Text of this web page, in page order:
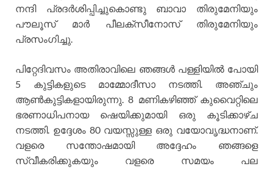
നന്ദി പ്രദര്‍ശിപ്പിച്ചുകൊണ്ടു ബാവാ തിരുമേനിയും
പൗലൂസ് മാര്‍ പീലക്സീനോസ് തിരുമേനിയും
പ്രസംഗിച്ചു.
പിറ്റേദിവസം അതിരാവിലെ ഞങ്ങള്‍ പള്ളിയില്‍ പോയി
5 കുട്ടികളുടെ മാമ്മോദീസാ നടത്തി. അഞ്ചും
ആണ്‍കുട്ടികളായിരുന്നു. 8 മണികഴിഞ്ഞ് കുവൈറ്റിലെ
ഭരണാധിപനായ ഷെയിക്കുമായി ഒരു കൂടിക്കാഴ്ച
നടത്തി. ഉദ്ദേശം 80 വയസ്സുള്ള ഒരു വയോവൃദ്ധനാണ്.
വളരെ സന്തോഷമായി അദ്ദേഹം ഞങ്ങളെ
സ്വീകരിക്കുകയും വളരെ സമയം പല